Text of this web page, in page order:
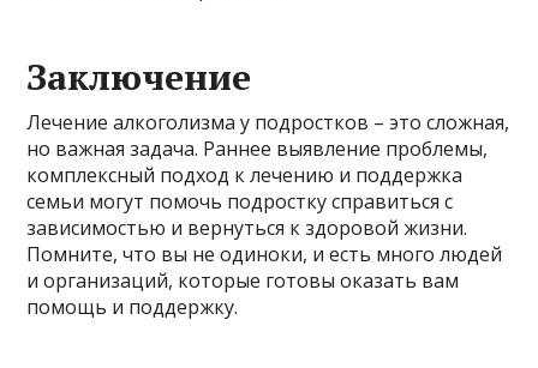
Заключение
Лечение алкоголизма у подростков – это сложная,
но важная задача. Раннее выявление проблемы,
комплексный подход к лечению и поддержка
семьи могут помочь подростку справиться с
зависимостью и вернуться к здоровой жизни.
Помните, что вы не одиноки, и есть много людей
и организаций, которые готовы оказать вам
помощь и поддержку.